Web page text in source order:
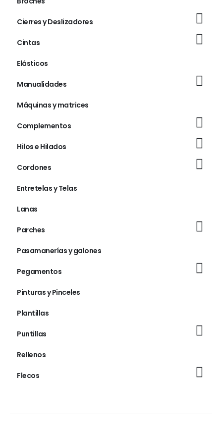
Cierres y Deslizadores
Cintas
Elásticos
Manualidades
Máquinas y matrices
Complementos
Hilos e Hilados
Cordones
Entretelas y Telas
Lanas
Parches
Pasamanerías y galones
Pegamentos
Pinturas y Pinceles
Plantillas
Puntillas
Rellenos
Flecos